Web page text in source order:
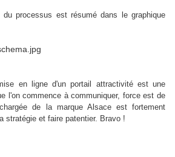
du processus est résumé dans le graphique
en ligne d'un portail attractivité est une
l'on commence à communiquer, force est de
de la marque Alsace est fortement
stratégie et faire patentier. Bravo !